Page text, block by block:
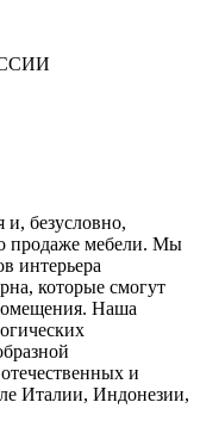
и, безусловно,
продаже мебели. Мы
интерьера
которые смогут
Наша
и
Италии, Индонезии,